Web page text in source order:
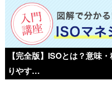
【完全版】ISOとは？意味
りやす…